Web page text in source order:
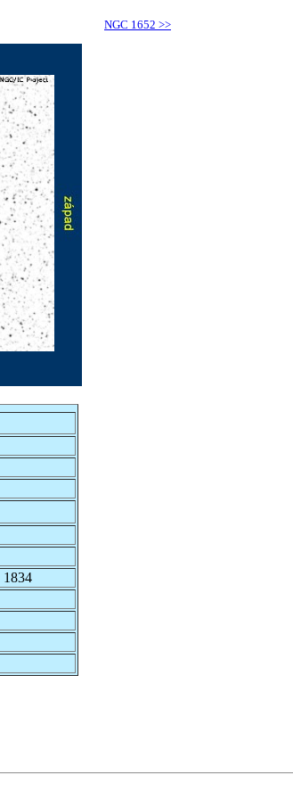
NGC 1652 >>
1834